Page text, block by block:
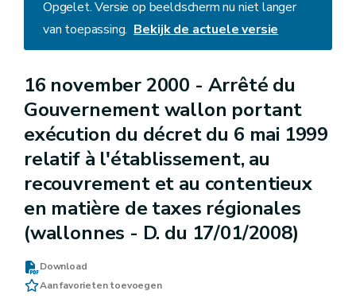
Opgelet. Versie op beeldscherm nu niet langer
van toepassing. Bekijk de actuele versie
16 november 2000 - Arrêté du
Gouvernement wallon portant
exécution du décret du 6 mai 1999
relatif à l'établissement, au
recouvrement et au contentieux
en matière de taxes régionales
(wallonnes - D. du 17/01/2008)
Download
Aan favorieten toevoegen